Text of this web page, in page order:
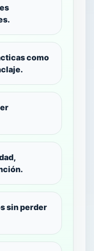
como
sin perder